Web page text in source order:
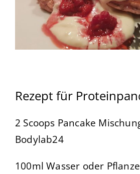
Rezept für
2 Scoops Pancake
Bodylab24
100ml Wasser oder